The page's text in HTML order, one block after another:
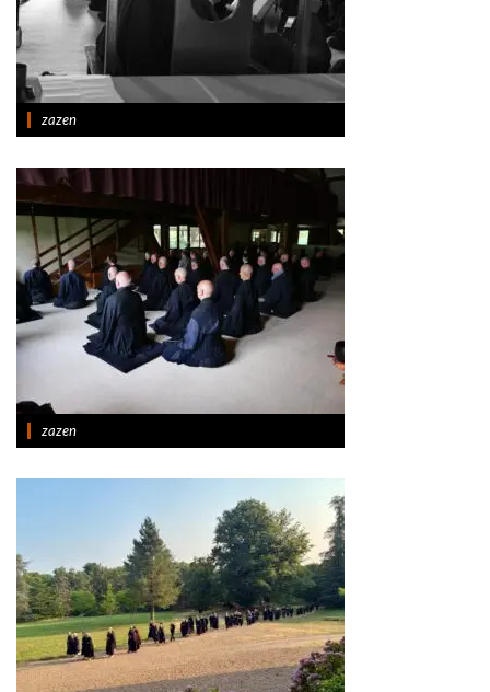
zazen
zazen